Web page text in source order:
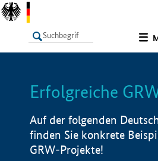
LISTE
Erfolgreiche
Auf der folgenden
finden Sie konkrete
GRW-Projekte!